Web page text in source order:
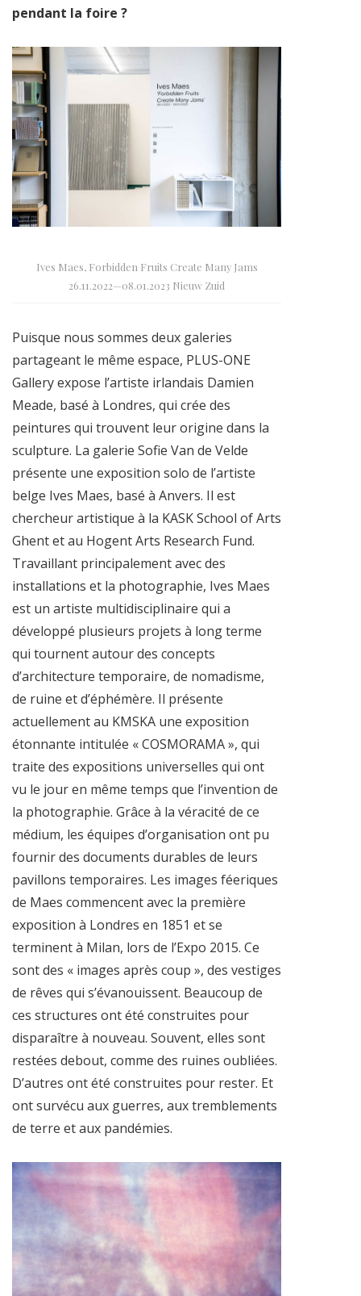
pendant la foire ?
Ives Maes, Forbidden Fruits Create Many Jams
26.11.2022—08.01.2023 Nieuw Zuid
Puisque nous sommes deux galeries
partageant le même espace, PLUS-ONE
Gallery expose l’artiste irlandais Damien
Meade, basé à Londres, qui crée des
peintures qui trouvent leur origine dans la
sculpture. La galerie Sofie Van de Velde
présente une exposition solo de l’artiste
belge Ives Maes, basé à Anvers. Il est
chercheur artistique à la KASK School of Arts
Ghent et au Hogent Arts Research Fund.
Travaillant principalement avec des
installations et la photographie, Ives Maes
est un artiste multidisciplinaire qui a
développé plusieurs projets à long terme
qui tournent autour des concepts
d’architecture temporaire, de nomadisme,
de ruine et d’éphémère. Il présente
actuellement au KMSKA une exposition
étonnante intitulée « COSMORAMA », qui
traite des expositions universelles qui ont
vu le jour en même temps que l’invention de
la photographie. Grâce à la véracité de ce
médium, les équipes d’organisation ont pu
fournir des documents durables de leurs
pavillons temporaires. Les images féeriques
de Maes commencent avec la première
exposition à Londres en 1851 et se
terminent à Milan, lors de l’Expo 2015. Ce
sont des « images après coup », des vestiges
de rêves qui s’évanouissent. Beaucoup de
ces structures ont été construites pour
disparaître à nouveau. Souvent, elles sont
restées debout, comme des ruines oubliées.
D’autres ont été construites pour rester. Et
ont survécu aux guerres, aux tremblements
de terre et aux pandémies.